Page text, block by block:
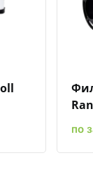
в избранное
по